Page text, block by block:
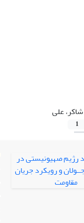
شاکر، علی
1